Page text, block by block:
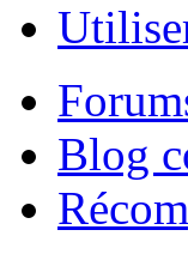
Blog